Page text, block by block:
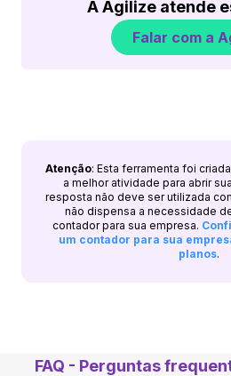
A Agilize atende
Falar com a
Atenção: Esta ferramenta foi
a melhor atividade para abrir
resposta não deve ser utilizada
não dispensa a necessidade
contador para sua empresa.
um contador para sua
planos.
FAQ - Perguntas